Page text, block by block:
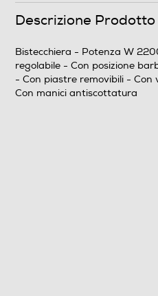
Dimensioni - Peso
Altezza-mm
145
Descrizione Prodotto
Bistecchiera - Potenza W
regolabile - Con posizione
- Con piastre removibili - Con
Con manici antiscottatura